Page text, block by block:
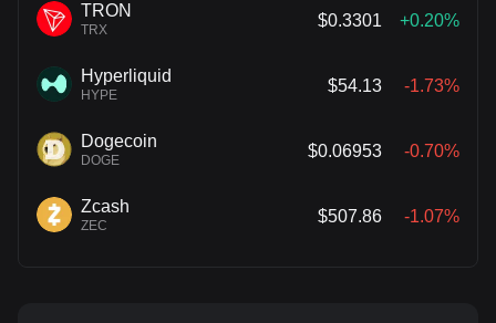
TRON
TRX
$0.3301 +0.20%
Hyperliquid
HYPE
$54.13 -1.73%
Dogecoin
DOGE
$0.06953 -0.70%
Zcash
ZEC
$507.86 -1.07%